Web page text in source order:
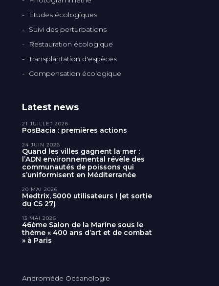
Etudes écologiques
Suivi des perturbations
Restauration écologique
Transplantation d'espèces
Compensation écologique
Latest news
PosBacia : premières actions
21 JUILLET 2026
Quand les villes gagnent la mer :
l’ADN environnemental révèle des
communautés de poissons qui
s’uniformisent en Méditerranée
24 JUIN 2026
Medtrix, 5000 utilisateurs ! (et sortie
du CS 27)
20 MAI 2026
46ème Salon de la Marine sous le
thème « 400 ans d’art et de combat
» à Paris
13 MAI 2026
Andromède Océanologie